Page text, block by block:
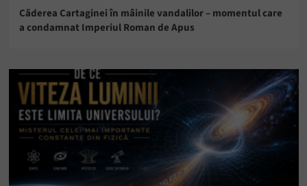
Căderea Cartaginei în mâinile vandalilor – momentul care
a condamnat Imperiul Roman de Apus